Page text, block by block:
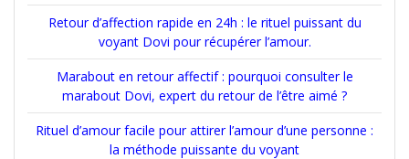
Retour d’affection rapide en 24h : le rituel puissant du
voyant Dovi pour récupérer l’amour.
Marabout en retour affectif : pourquoi consulter le
marabout Dovi, expert du retour de l’être aimé ?
Rituel d’amour facile pour attirer l’amour d’une personne :
la méthode puissante du voyant